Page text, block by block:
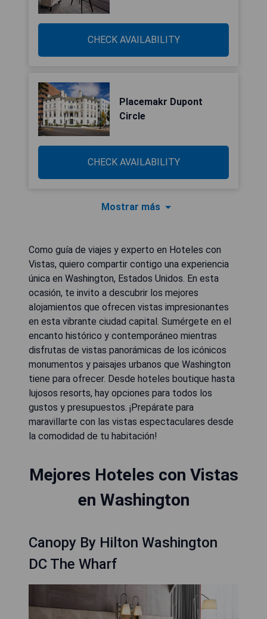
CHECK AVAILABILITY
Placemakr Dupont
Circle
CHECK AVAILABILITY
Mostrar más
Como guía de viajes y experto en Hoteles con
Vistas, quiero compartir contigo una experiencia
única en Washington, Estados Unidos. En esta
ocasión, te invito a descubrir los mejores
alojamientos que ofrecen vistas impresionantes
en esta vibrante ciudad capital. Sumérgete en el
encanto histórico y contemporáneo mientras
disfrutas de vistas panorámicas de los icónicos
monumentos y paisajes urbanos que Washington
tiene para ofrecer. Desde hoteles boutique hasta
lujosos resorts, hay opciones para todos los
gustos y presupuestos. ¡Prepárate para
maravillarte con las vistas espectaculares desde
la comodidad de tu habitación!
Mejores Hoteles con Vistas
en Washington
Canopy By Hilton Washington
DC The Wharf